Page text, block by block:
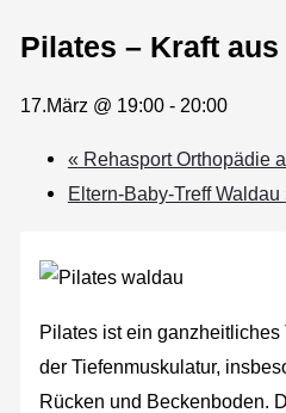
Pilates – Kraft
17.März @ 19:00- 20:00
« Rehasport Orthopädie
Eltern-Baby-Treff Waldau
Pilates ist ein
der Tiefenmuskulatur,
Rücken und Beckenboden.